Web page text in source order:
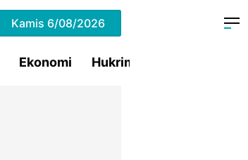
Kamis 6/08/2026
Ekonomi Hukrim